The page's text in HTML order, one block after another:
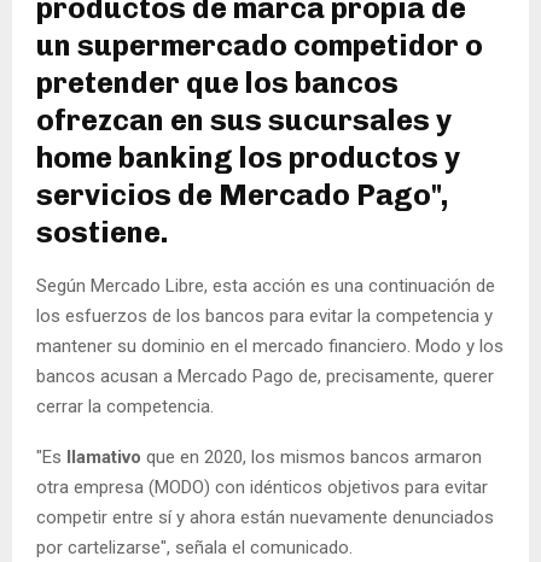
productos de marca propia de
un supermercado competidor o
pretender que los bancos
ofrezcan en sus sucursales y
home banking los productos y
servicios de Mercado Pago",
sostiene.
Según Mercado Libre, esta acción es una continuación de
los esfuerzos de los bancos para evitar la competencia y
mantener su dominio en el mercado financiero. Modo y los
bancos acusan a Mercado Pago de, precisamente, querer
cerrar la competencia.
"Es llamativo que en 2020, los mismos bancos armaron
otra empresa (MODO) con idénticos objetivos para evitar
competir entre sí y ahora están nuevamente denunciados
por cartelizarse", señala el comunicado.